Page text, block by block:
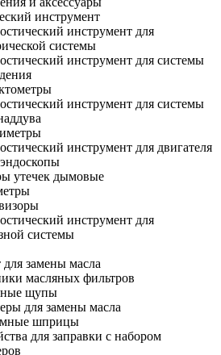
инструмент
инструмент для
системы
инструмент для системы
инструмент для системы
инструмент для двигателя
утечек дымовые
инструмент для
системы
замены масла
масляных фильтров
щупы
для замены масла
шприцы
для заправки с набором